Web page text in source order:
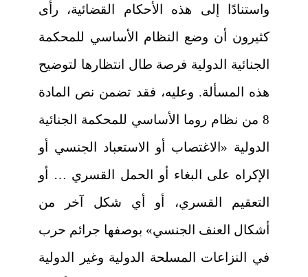
واستنادًا إلى هذه الأحكام القضائية، رأى
كثيرون أن وضع النظام الأساسي للمحكمة
الجنائية الدولية فرصة طال انتظارها لتوضيح
هذه المسألة. وعليه، فقد تضمن نص المادة
8 من نظام روما الأساسي للمحكمة الجنائية
الدولية «الاغتصاب أو الاستعباد الجنسي أو
الإكراه على البغاء أو الحمل القسري … أو
التعقيم القسري، أو أي شكل آخر من
أشكال العنف الجنسي» بوصفها جرائم حرب
في النزاعات المسلحة الدولية وغير الدولية